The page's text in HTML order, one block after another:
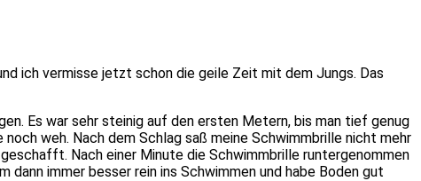
ich vermisse jetzt schon die geile Zeit mit dem Jungs. Das
Es war sehr steinig auf den ersten Metern, bis man tief genug
noch weh. Nach dem Schlag saß meine Schwimmbrille nicht mehr
geschafft. Nach einer Minute die Schwimmbrille runtergenommen
dann immer besser rein ins Schwimmen und habe Boden gut